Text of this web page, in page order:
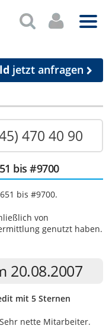
jetzt anfragen
470 40 90
bis #9700
bis #9700.
von
genutzt haben.
20.08.2007
mit 5 Sternen
nette Mitarbeiter.